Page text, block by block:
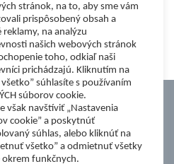
a.s.
stránok, na to, aby sme vám
prispôsobený obsah a
reklamy, na analýzu
našich webových stránok
toho, odkiaľ naši
prichádzajú. Kliknutím na
všetko” súhlasíte s používaním
súborov cookie.
však navštíviť „Nastavenia
cookie” a poskytnúť
súhlas, alebo kliknúť na
všetko” a odmietnuť všetky
okrem funkčnych.